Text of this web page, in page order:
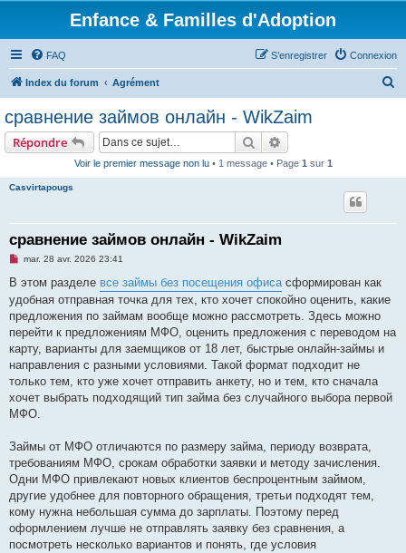
Enfance & Familles d'Adoption
FAQ Connexion
S’enregistrer
Index du forum Agrément
сравнение займов онлайн - WikZaim
Répondre Rechercher
Voir le premier message non lu• 1 message • Page 1 sur 1
Casvirtapougs
сравнение займов онлайн - WikZaim
M
s
a
g
e
n
o
n
l
u
mar. 28 avr. 2026 23:41
В этом разделе все займы без посещения офисасформирован как
удобная отправная точка для тех, кто хочет спокойно оценить, какие
предложения по займам вообще можно рассмотреть. Здесь можно
перейти к предложениям МФО, оценить предложения с переводом на
карту, варианты для заемщиков от 18 лет, быстрые онлайн-займы и
направления с разными условиями. Такой формат подходит не
только тем, кто уже хочет отправить анкету, но и тем, кто сначала
хочет выбрать подходящий тип займа без случайного выбора первой
МФО.
Займы от МФО отличаются по размеру займа, периоду возврата,
требованиям МФО, срокам обработки заявки и методу зачисления.
Одни МФО привлекают новых клиентов беспроцентным займом,
другие удобнее для повторного обращения, третьи подходят тем,
кому нужна небольшая сумма до зарплаты. Поэтому перед
оформлением лучше не отправлять заявку без сравнения, а
посмотреть несколько вариантов и понять, где условия